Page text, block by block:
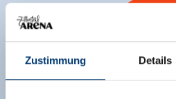
Zustimmung Details